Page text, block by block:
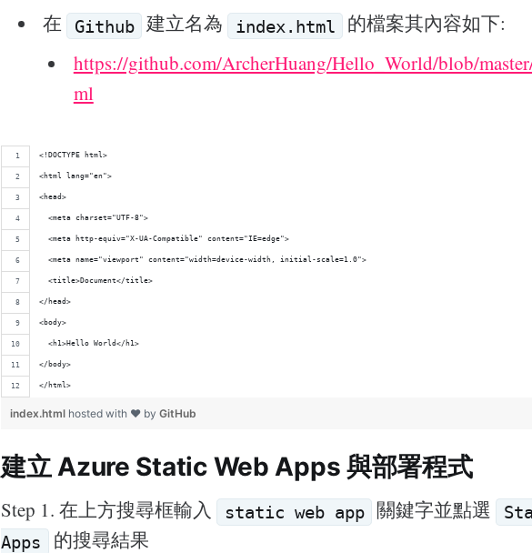
在 Github 建立名為 index.html
的檔案其內容如下:
https://github.com/ArcherHuang/Hello_World/blob/
ml
<!DOCTYPE html>
<html lang="en">
<head>
  <meta charset="UTF-8">
  <meta http-equiv="X-UA-Compatible" content="IE=edge">
  <meta name="viewport" content="width=device-width, initial-scale=1.0">
  <title>Document</title>
</head>
<body>
  <h1>Hello World</h1>
</body>
</html>
index.html hosted with ❤ by GitHub
建立 Azure Static Web Apps 與部署程式
Step 1. 在上方搜尋框輸入 static web app 關鍵字並點選
Apps 的搜尋結果